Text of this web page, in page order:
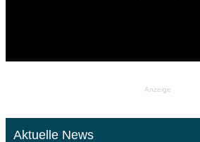
Anzeige
Aktuelle News